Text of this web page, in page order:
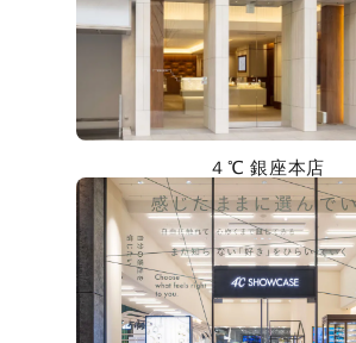
４℃ 銀座本店